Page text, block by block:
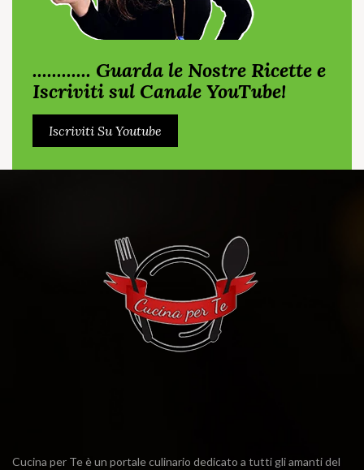
............ Guarda le Nostre Ricette e
Iscriviti sul Canale YouTube!
Iscriviti Su Youtube
Cucina per Te è un portale culinario dedicato a tutti gli amanti del